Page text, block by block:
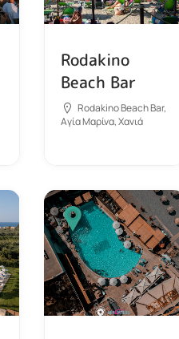
Rodakino
Beach Bar
Rodakino Beach Bar,
Αγία Μαρίνα, Χανιά